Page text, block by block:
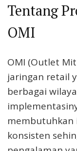
Tentang
OMI
OMI (Outlet
jaringan retail
berbagai
membutuhkan
konsisten